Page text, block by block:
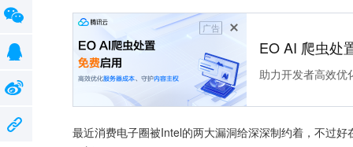
广告
EO AI 爬虫处
助力开发者高效优
最近消费电子圈被Intel的两大漏洞给深深制约着，不过